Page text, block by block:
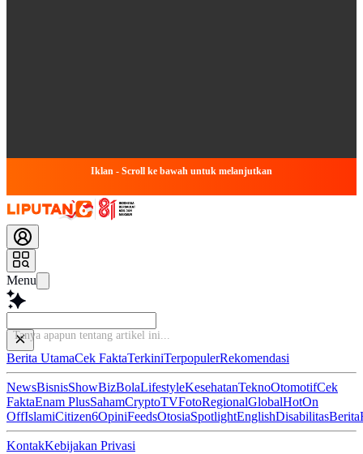
Iklan - Scroll ke bawah untuk melanjutkan
Menu
Ba
Berita UtamaCek FaktaTerkiniTerpopulerRekomendasi
NewsBisnisShowBizBolaLifestyleKesehatanTeknoOtomotifCek
FaktaEnam PlusSahamCryptoTVFotoRegionalGlobalHotOn
OffIslamiCitizen6OpiniFeedsOtosiaSpotlightEnglishDisabilitasBerita
KontakKebijakan Privasi